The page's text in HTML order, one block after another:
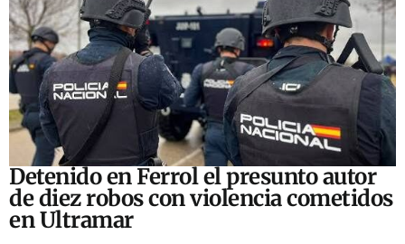
Detenido en Ferrol el presunto autor
de diez robos con violencia cometidos
en Ultramar